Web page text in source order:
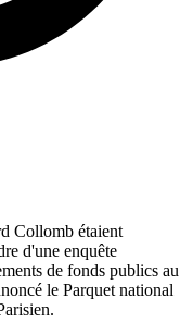
Collomb étaient
d'une enquête
de fonds publics au
le Parquet national